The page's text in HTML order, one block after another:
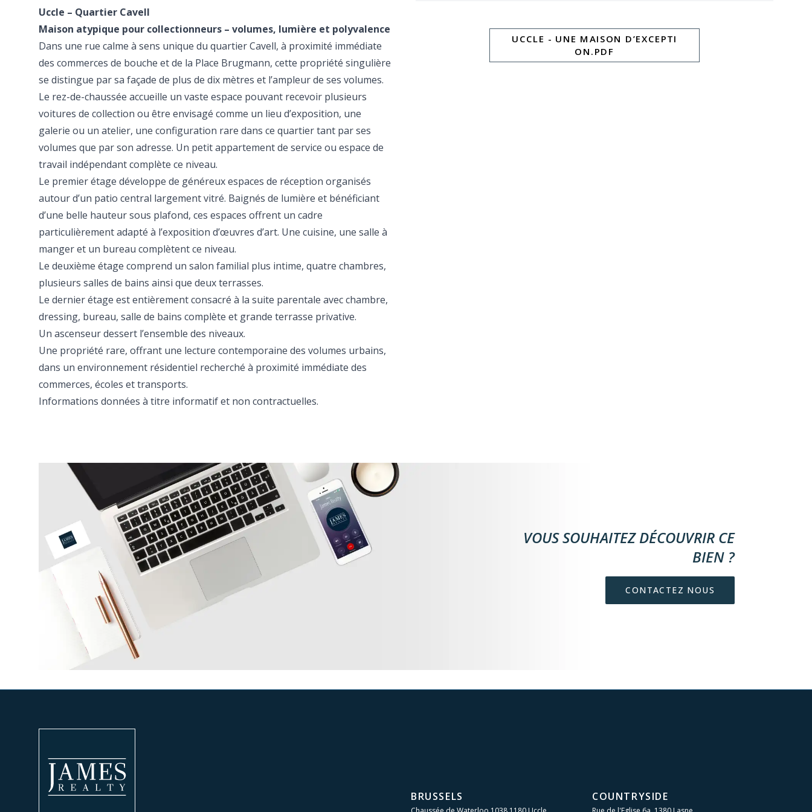
Uccle – Quartier Cavell
Maison atypique pour collectionneurs – volumes, lumière et polyvalence
Dans une rue calme à sens unique du quartier Cavell, à proximité immédiate
des commerces de bouche et de la Place Brugmann, cette propriété singulière
se distingue par sa façade de plus de dix mètres et l’ampleur de ses volumes.
Le rez-de-chaussée accueille un vaste espace pouvant recevoir plusieurs
voitures de collection ou être envisagé comme un lieu d’exposition, une
galerie ou un atelier, une configuration rare dans ce quartier tant par ses
volumes que par son adresse. Un petit appartement de service ou espace de
travail indépendant complète ce niveau.
Le premier étage développe de généreux espaces de réception organisés
autour d’un patio central largement vitré. Baignés de lumière et bénéficiant
d’une belle hauteur sous plafond, ces espaces offrent un cadre
particulièrement adapté à l’exposition d’œuvres d’art. Une cuisine, une salle à
manger et un bureau complètent ce niveau.
Le deuxième étage comprend un salon familial plus intime, quatre chambres,
plusieurs salles de bains ainsi que deux terrasses.
Le dernier étage est entièrement consacré à la suite parentale avec chambre,
dressing, bureau, salle de bains complète et grande terrasse privative.
Un ascenseur dessert l’ensemble des niveaux.
Une propriété rare, offrant une lecture contemporaine des volumes urbains,
dans un environnement résidentiel recherché à proximité immédiate des
commerces, écoles et transports.
Informations données à titre informatif et non contractuelles.
UCCLE - UNE MAISON D’EXCEPTI
ON.PDF
VOUS SOUHAITEZ DÉCOUVRIR CE
BIEN ?
CONTACTEZ NOUS
BRUSSELS COUNTRYSIDE